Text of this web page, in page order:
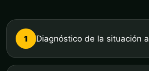
1 Diagnóstico de la situación